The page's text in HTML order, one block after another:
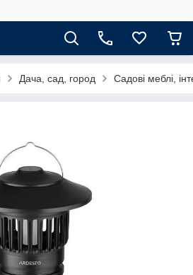
Дача, сад, город Садові меблі,